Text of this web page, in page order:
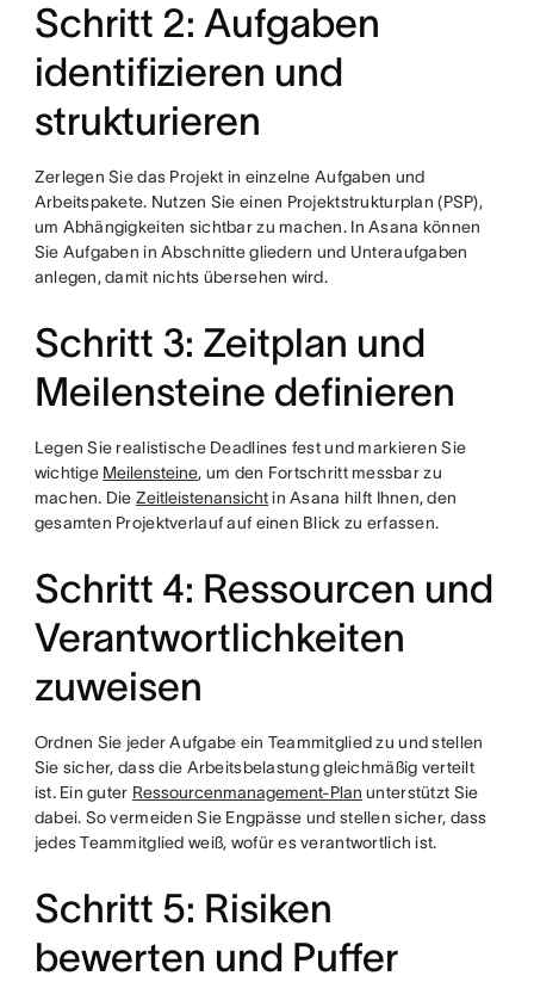
Schritt 2: Aufgaben
identifizieren und
strukturieren
Zerlegen Sie das Projekt in einzelne Aufgaben und
Arbeitspakete. Nutzen Sie einen Projektstrukturplan (PSP),
um Abhängigkeiten sichtbar zu machen. In Asana können
Sie Aufgaben in Abschnitte gliedern und Unteraufgaben
anlegen, damit nichts übersehen wird.
Schritt 3: Zeitplan und
Meilensteine definieren
Legen Sie realistische Deadlines fest und markieren Sie
wichtige Meilensteine, um den Fortschritt messbar zu
machen. DieZeitleistenansicht in Asana hilft Ihnen, den
gesamten Projektverlauf auf einen Blick zu erfassen.
Schritt 4: Ressourcen und
Verantwortlichkeiten
zuweisen
Ordnen Sie jeder Aufgabe ein Teammitglied zu und stellen
Sie sicher, dass die Arbeitsbelastung gleichmäßig verteilt
ist. Ein guter Ressourcenmanagement-Plan unterstützt Sie
dabei. So vermeiden Sie Engpässe und stellen sicher, dass
jedes Teammitglied weiß, wofür es verantwortlich ist.
Schritt 5: Risiken
bewerten und Puffer